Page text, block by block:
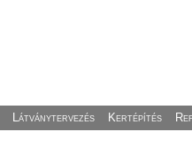
Látványtervezés Kertépítés